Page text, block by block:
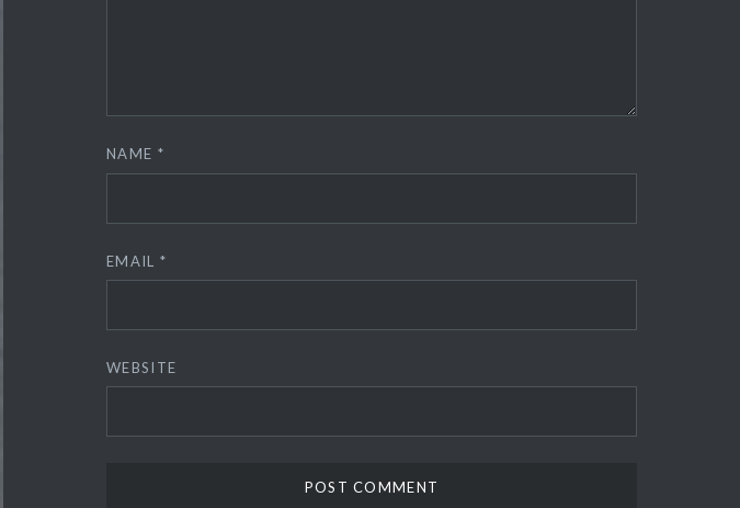
NAME *
EMAIL *
WEBSITE